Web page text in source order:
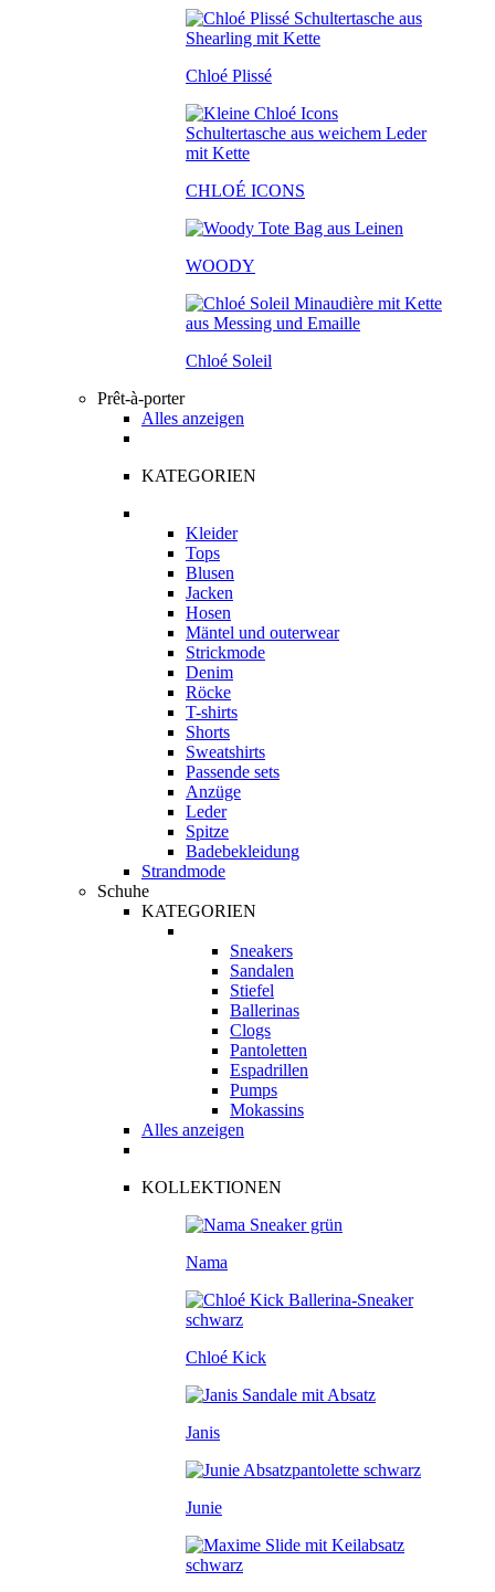
Chloé Plissé
CHLOÉ ICONS
WOODY
Chloé Soleil
Prêt-à-porter
Alles anzeigen
KATEGORIEN
Kleider
Tops
Blusen
Jacken
Hosen
Mäntel und outerwear
Strickmode
Denim
Röcke
T-shirts
Shorts
Sweatshirts
Passende sets
Anzüge
Leder
Spitze
Badebekleidung
Strandmode
Schuhe
KATEGORIEN
Sneakers
Sandalen
Stiefel
Ballerinas
Clogs
Pantoletten
Espadrillen
Pumps
Mokassins
Alles anzeigen
KOLLEKTIONEN
Nama
Chloé Kick
Janis
Junie